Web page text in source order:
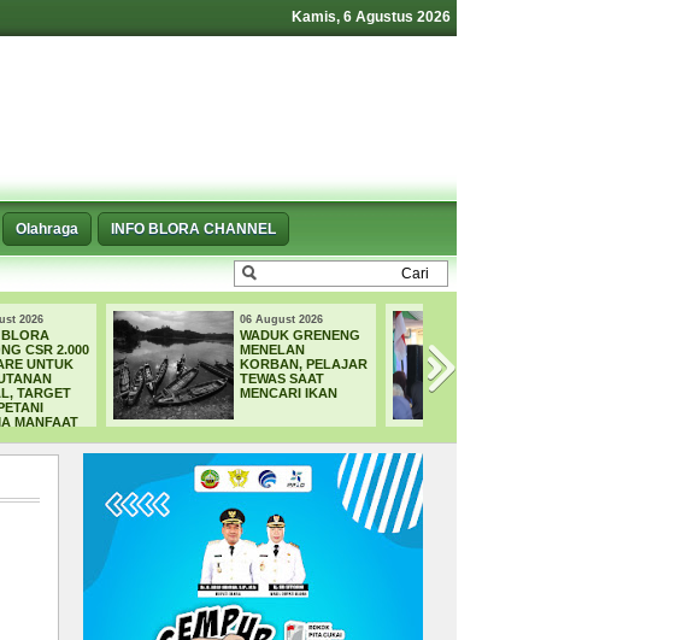
Kamis, 6 Agustus 2026
Olahraga INFO BLORA CHANNEL
06 August 2026
WADUK GRENENG
MENELAN
KORBAN, PELAJAR
TEWAS SAAT
MENCARI IKAN
05 August 2026
4.000 Petani Hutan
Blora Bakal
Digelontor Bantuan
CSR Jumbo dan
Bibit Ternak Gratis